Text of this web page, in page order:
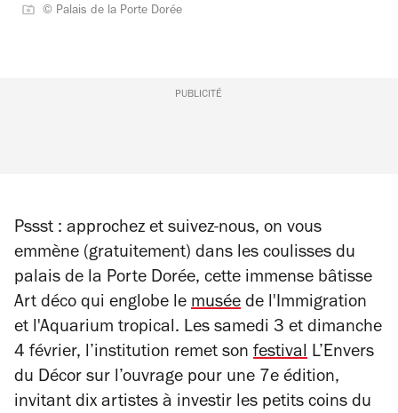
© Palais de la Porte Dorée
PUBLICITÉ
Pssst : approchez et suivez-nous, on vous
emmène (gratuitement) dans les coulisses du
palais de la Porte Dorée, cette immense bâtisse
Art déco qui englobe le musée de l'Immigration
et l'Aquarium tropical. Les samedi 3 et dimanche
4 février, l’institution remet son festival L’Envers
du Décor sur l’ouvrage pour une 7e édition,
invitant dix artistes à investir les petits coins du